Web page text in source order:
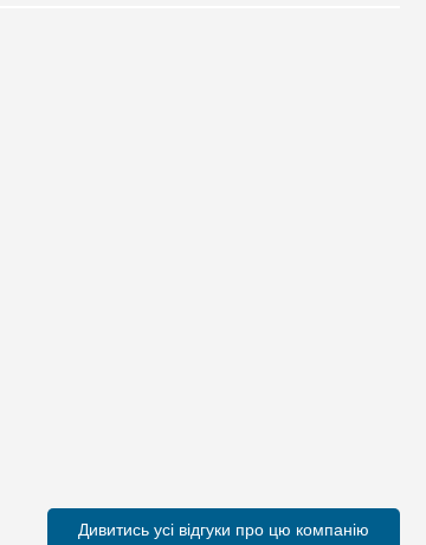
Дивитись усі відгуки про цю компанію